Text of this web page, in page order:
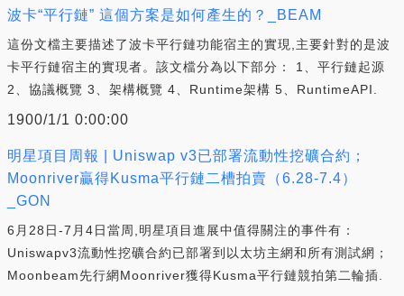
波卡“平行鏈” 這個方案是如何產生的？_BEAM
這份文檔主要描述了波卡平行鏈功能宿主的實現,主要針對的是波
卡平行鏈宿主的實現者。該文檔分為以下部分： 1、平行鏈起源
2、協議概覽 3、架構概覽 4、Runtime架構 5、RuntimeAPI.
1900/1/1 0:00:00
明星項目周報 | Uniswap v3已部署流動性挖礦合約；
Moonriver贏得Kusma平行鏈二槽拍賣（6.28-7.4）
_GON
6月28日-7月4日當周,明星項目進展中值得關注的事件有：
Uniswapv3流動性挖礦合約已部署到以太坊主網和所有測試網；
Moonbeam先行網Moonriver獲得Kusma平行鏈競拍第二輪插.